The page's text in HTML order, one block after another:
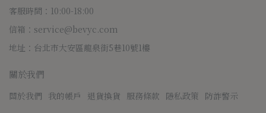
客服時間：10:00-18:00
信箱：service@bevyc.com
地址：台北市大安區龍泉街5巷10號1樓
關於我們
關於我們 我的帳戶 退貨換貨 服務條款 隱私政策 防詐警示